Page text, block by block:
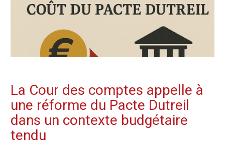
La Cour des comptes appelle à
une réforme du Pacte Dutreil
dans un contexte budgétaire
tendu